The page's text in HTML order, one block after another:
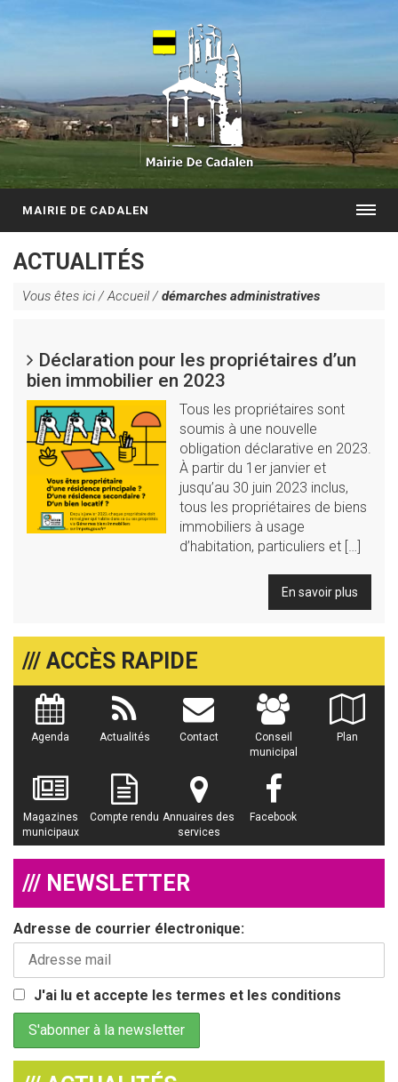
MAIRIE DE CADALEN
ACTUALITÉS
Vous êtes ici /Accueil/démarches administratives
Déclaration pour les propriétaires d’un
bien immobilier en 2023
Tous les propriétaires sont
soumis à une nouvelle
obligation déclarative en 2023.
À partir du 1er janvier et
jusqu’au 30 juin 2023 inclus,
tous les propriétaires de biens
immobiliers à usage
d’habitation, particuliers et […]
En savoir plus
/// ACCÈS RAPIDE
Agenda Actualités Contact
Conseil
municipal
Plan
Magazines
municipaux
Compte rendu Annuaires des
services
Facebook
/// NEWSLETTER
Adresse de courrier électronique:
J'ai lu et accepte les termes et les conditions